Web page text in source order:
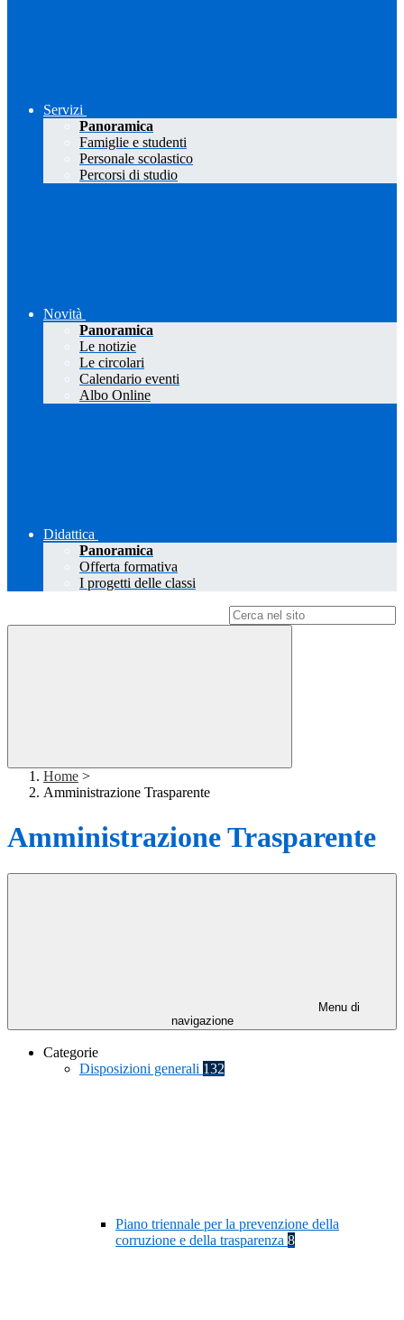
Servizi
Panoramica
Famiglie e studenti
Personale scolastico
Percorsi di studio
Novità
Panoramica
Le notizie
Le circolari
Calendario eventi
Albo Online
Didattica
Panoramica
Offerta formativa
I progetti delle classi
Home >
Amministrazione Trasparente
Amministrazione Trasparente
Menu di
navigazione
Categorie
Disposizioni generali 132
Piano triennale per la prevenzione della
corruzione e della trasparenza 8